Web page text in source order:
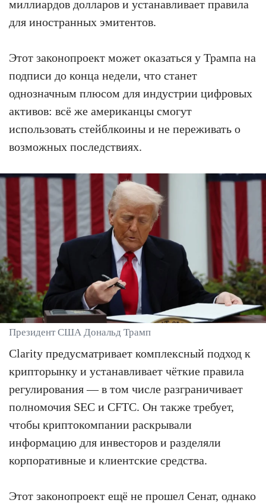
миллиардов долларов и устанавливает правила
для иностранных эмитентов.
Этот законопроект может оказаться у Трампа на
подписи до конца недели, что станет
однозначным плюсом для индустрии цифровых
активов: всё же американцы смогут
использовать стейблкоины и не переживать о
возможных последствиях.
Президент США Дональд Трамп
Clarity предусматривает комплексный подход к
крипторынку и устанавливает чёткие правила
регулирования — в том числе разграничивает
полномочия SEC и CFTC. Он также требует,
чтобы криптокомпании раскрывали
информацию для инвесторов и разделяли
корпоративные и клиентские средства.
Этот законопроект ещё не прошел Сенат, однако